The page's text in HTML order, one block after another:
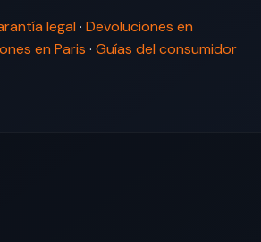
legal · Devoluciones en
en Paris · Guías del consumidor